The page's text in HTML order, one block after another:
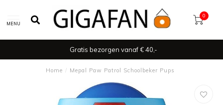
MENU
0
Gratis bezorgen vanaf € 40,-
Home / Mepal Paw Patrol Schoolbeker Pups